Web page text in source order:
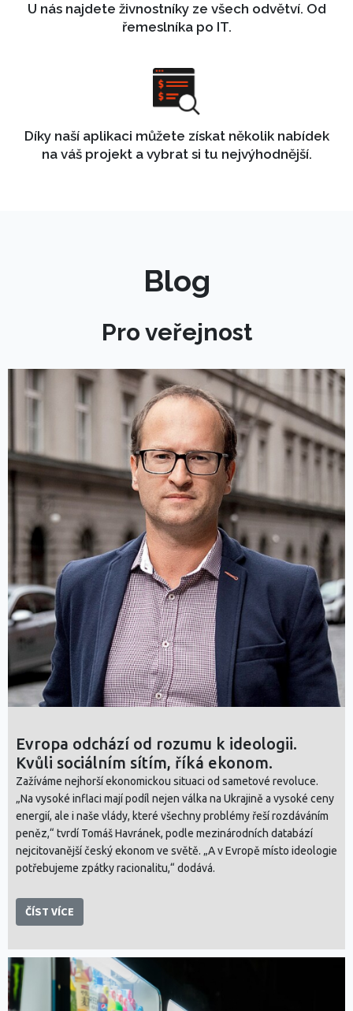
U nás najdete živnostníky ze všech odvětví. Od
řemeslníka po IT.
Díky naší aplikaci můžete získat několik nabídek
na váš projekt a vybrat si tu nejvýhodnější.
Blog
Pro veřejnost
Evropa odchází od rozumu k ideologii.
Kvůli sociálním sítím, říká ekonom.
Zažíváme nejhorší ekonomickou situaci od sametové revoluce.
„Na vysoké inflaci mají podíl nejen válka na Ukrajině a vysoké ceny
energií, ale i naše vlády, které všechny problémy řeší rozdáváním
peněz,“ tvrdí Tomáš Havránek, podle mezinárodních databází
nejcitovanější český ekonom ve světě. „A v Evropě místo ideologie
potřebujeme zpátky racionalitu,“ dodává.
ČÍST VÍCE